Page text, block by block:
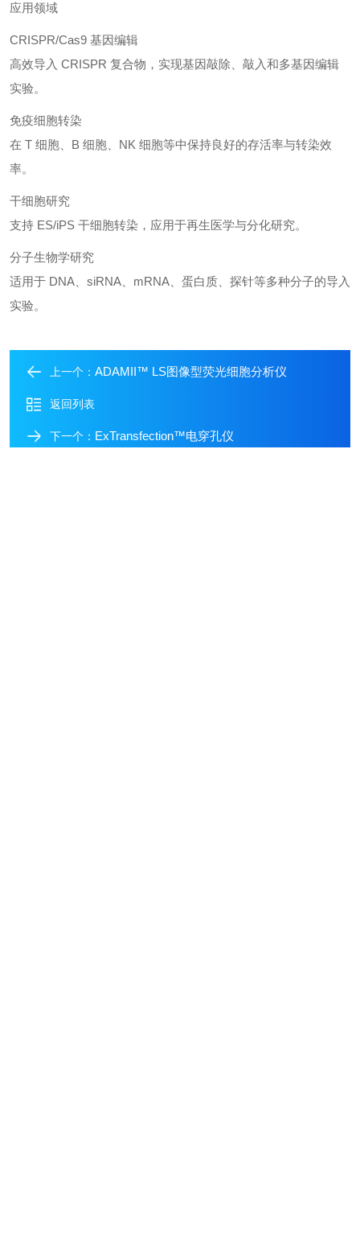
应用领域
CRISPR/Cas9 基因编辑
高效导入 CRISPR 复合物，实现基因敲除、敲入和多基因编辑
实验。
免疫细胞转染
在 T 细胞、B 细胞、NK 细胞等中保持良好的存活率与转染效
率。
干细胞研究
支持 ES/iPS 干细胞转染，应用于再生医学与分化研究。
分子生物学研究
适用于 DNA、siRNA、mRNA、蛋白质、探针等多种分子的导入
实验。
上一个： ADAMII™ LS图像型荧光细胞分析仪
返回列表
下一个： ExTransfection™电穿孔仪